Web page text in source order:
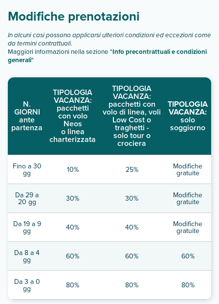
Modifiche prenotazioni
In alcuni casi possono applicarsi ulteriori condizioni ed eccezioni come
da termini contrattuali.
Maggiori informazioni nella sezione "Info precontrattuali e condizioni
generali"
N.
GIORNI
ante
partenza
TIPOLOGIA
VACANZA:
pacchetti
con volo
Neos
o linea
charterizzata
TIPOLOGIA
VACANZA:
pacchetti con
volo di linea, voli
Low Cost o
traghetti -
solo tour o
crociera
TIPOLOGIA
VACANZA:
solo
soggiorno
Fino a 30
gg 10% 25% Modifiche
gratuite
Da 29 a
20 gg 30% 30% Modifiche
gratuite
Da 19 a 9
gg 40% 40% Modifiche
gratuite
Da 8 a 4
gg 60% 60% 60%
Da 3 a 0
gg 80% 80% 80%